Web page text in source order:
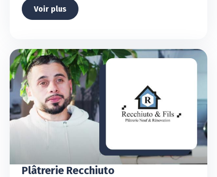
Voir plus
Plâtrerie Recchiuto